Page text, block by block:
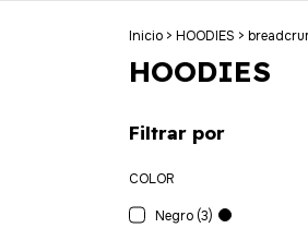
Inicio > HOODIES >
HOODIES
Filtrar por
COLOR
Negro (3)